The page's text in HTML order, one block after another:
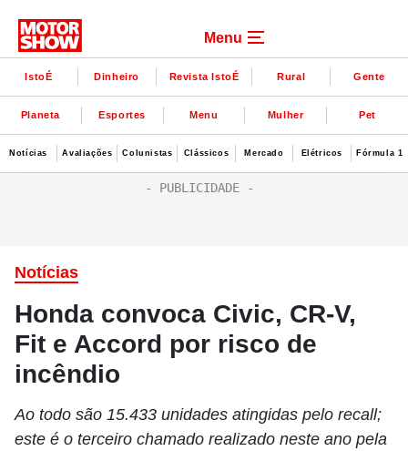
Menu
IstoÉ Dinheiro Revista IstoÉ Rural Gente
Planeta Esportes Menu Mulher Pet
Notícias Avaliações Colunistas Clássicos Mercado Elétricos Fórmula 1
Notícias
Honda convoca Civic, CR-V,
Fit e Accord por risco de
incêndio
Ao todo são 15.433 unidades atingidas pelo recall;
este é o terceiro chamado realizado neste ano pela